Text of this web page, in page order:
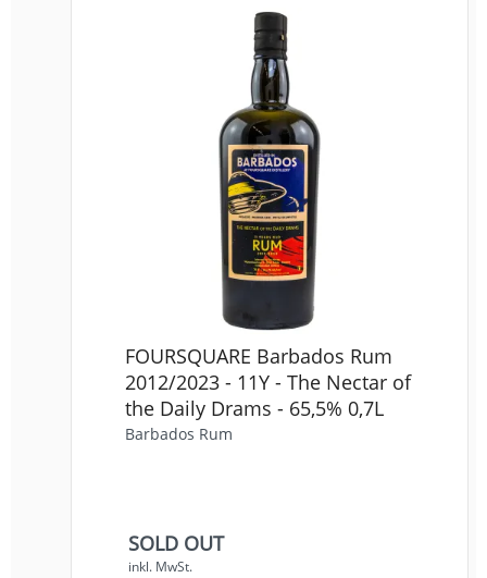
FOURSQUARE Barbados Rum
2012/2023 - 11Y - The Nectar of
the Daily Drams - 65,5% 0,7L
Barbados Rum
SOLD OUT
inkl. MwSt.